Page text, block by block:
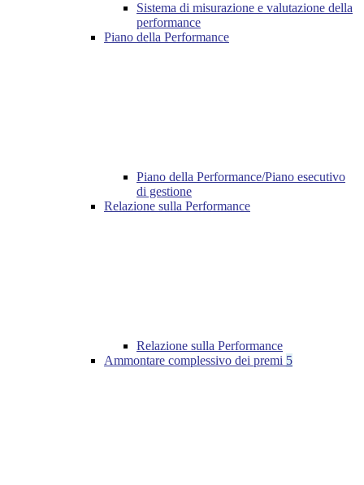
Sistema di misurazione e valutazione della
performance
Piano della Performance
Piano della Performance/Piano esecutivo
di gestione
Relazione sulla Performance
Relazione sulla Performance
Ammontare complessivo dei premi 5